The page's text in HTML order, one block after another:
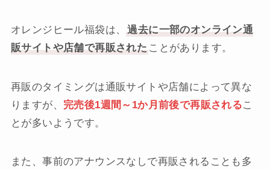
オレンジヒール福袋は、
過去に一部のオンライン通
販サイトや店舗で再販された ことがあります。
再販のタイミングは通販サイトや店舗によって異な
りますが、 完売後1週間～1か月前後で再販されるこ
とが多いようです。
また、事前のアナウンスなしで再販されることも多